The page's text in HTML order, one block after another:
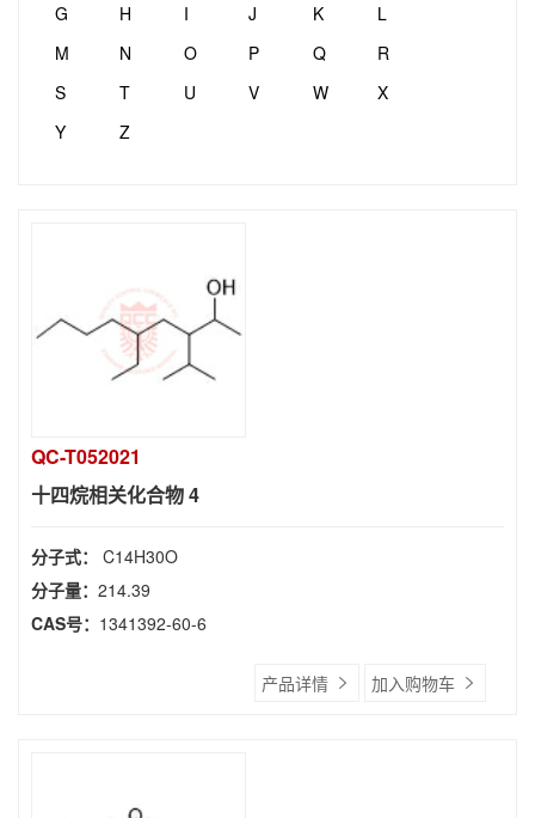
G
H I J K
L
M
N O P Q
R
S
T U V W
X
Y
Z
QC-T052021
十四烷相关化合物 4
分子式： C14H30O
分子量： 214.39
CAS号： 1341392-60-6
产品详情 加入购物车